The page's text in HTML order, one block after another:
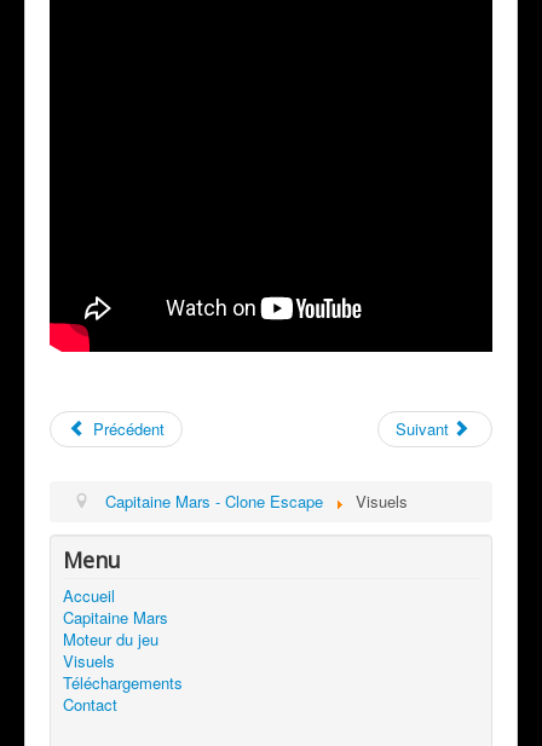
Précédent Suivant
Capitaine Mars - Clone Escape Visuels
Menu
Accueil
Capitaine Mars
Moteur du jeu
Visuels
Téléchargements
Contact